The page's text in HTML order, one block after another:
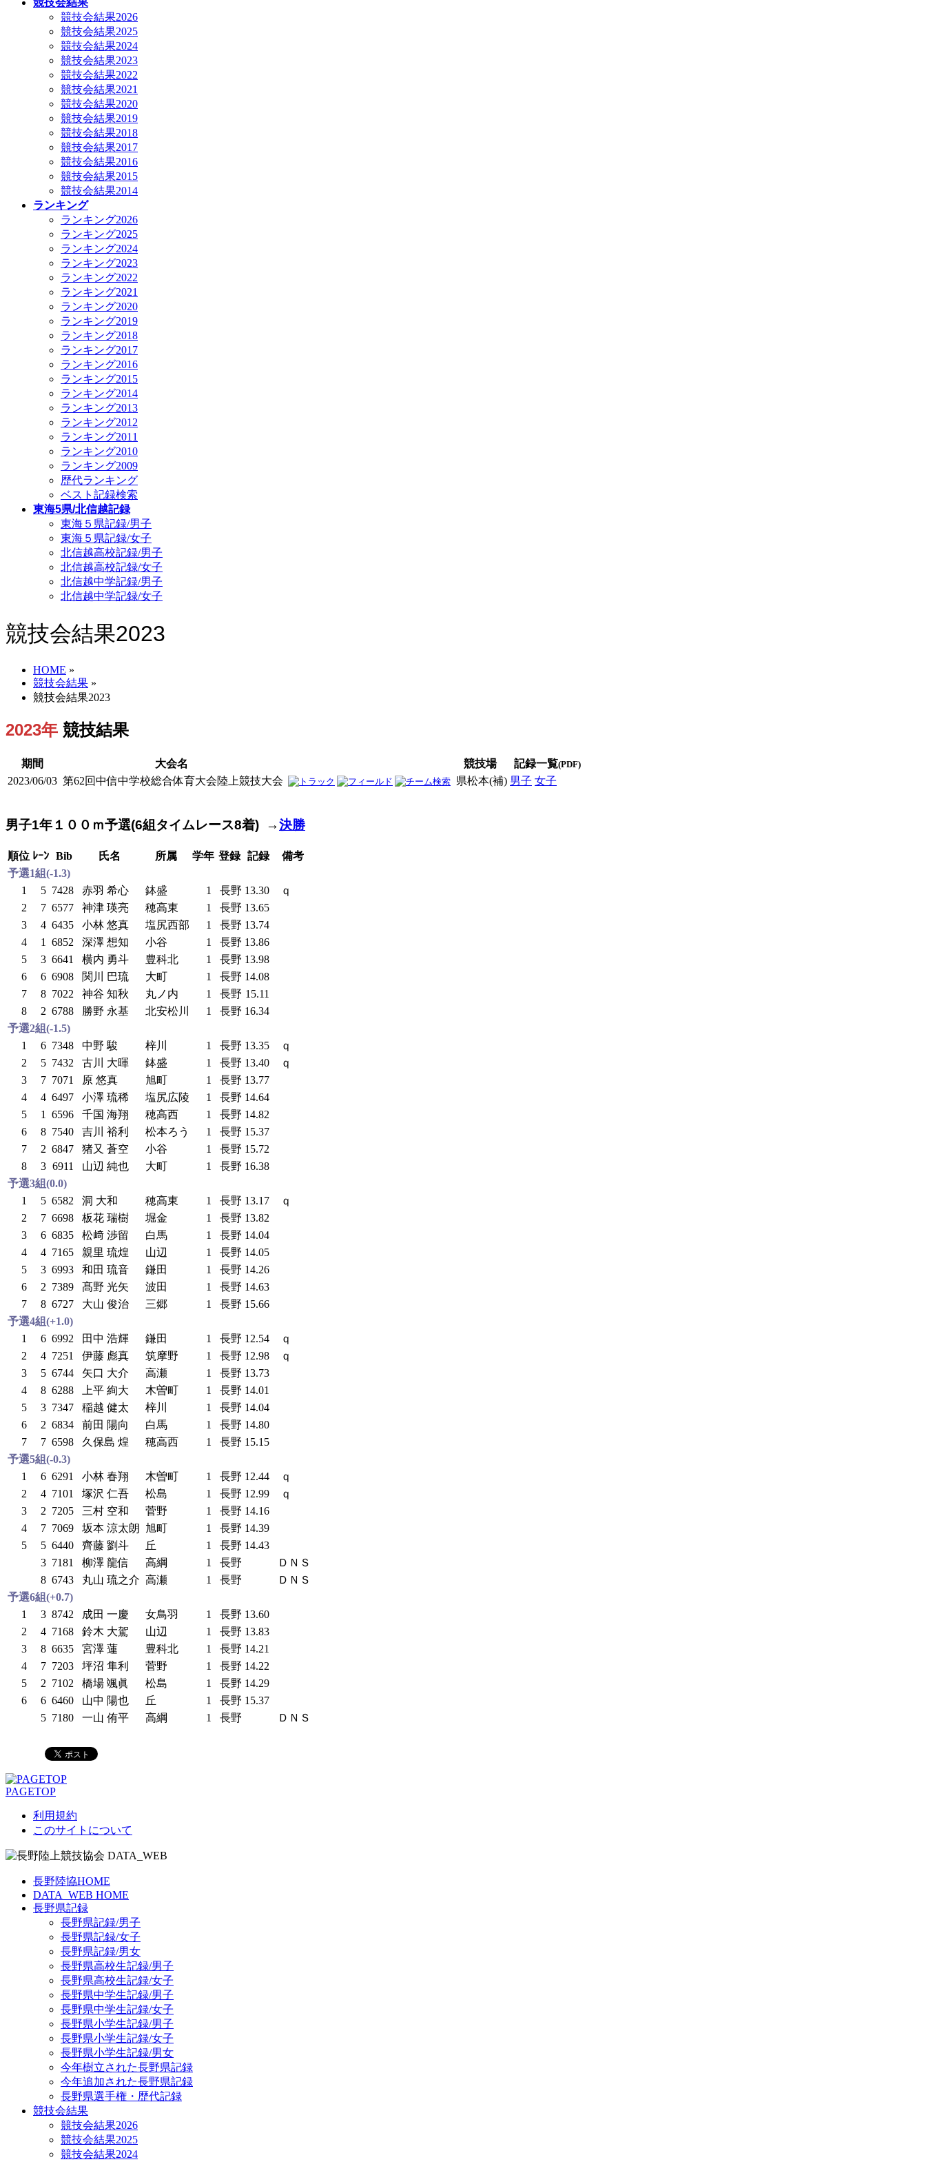
競技会結果
競技会結果2026
競技会結果2025
競技会結果2024
競技会結果2023
競技会結果2022
競技会結果2021
競技会結果2020
競技会結果2019
競技会結果2018
競技会結果2017
競技会結果2016
競技会結果2015
競技会結果2014
ランキング
ランキング2026
ランキング2025
ランキング2024
ランキング2023
ランキング2022
ランキング2021
ランキング2020
ランキング2019
ランキング2018
ランキング2017
ランキング2016
ランキング2015
ランキング2014
ランキング2013
ランキング2012
ランキング2011
ランキング2010
ランキング2009
歴代ランキング
ベスト記録検索
東海5県/北信越記録
東海５県記録/男子
東海５県記録/女子
北信越高校記録/男子
北信越高校記録/女子
北信越中学記録/男子
北信越中学記録/女子
競技会結果2023
HOME »
競技会結果 »
競技会結果2023
2023年 競技結果
期間 大会名 競技場 記録一覧(PDF)
2023/06/03 第62回中信中学校総合体育大会陸上競技大会 県松本(補) 男子 女子
男子1年１００ｍ予選(6組タイムレース8着) →決勝
順位 ﾚｰﾝ Bib 氏名 所属 学年 登録 記録
備考
予選1組(-1.3)
1
5 7428 赤羽 希心 鉢盛 1 長野 13.30
ｑ
2
7 6577 神津 瑛亮 穂高東 1 長野 13.65
3
4 6435 小林 悠真 塩尻西部 1 長野 13.74
4
1 6852 深澤 想知 小谷 1 長野 13.86
5
3 6641 横内 勇斗 豊科北 1 長野 13.98
6
6 6908 関川 巴琉 大町 1 長野 14.08
7
8 7022 神谷 知秋 丸ノ内 1 長野 15.11
8
2 6788 勝野 永基 北安松川 1 長野 16.34
予選2組(-1.5)
1
6 7348 中野 駿 梓川 1 長野 13.35
ｑ
2
5 7432 古川 大暉 鉢盛 1 長野 13.40
ｑ
3
7 7071 原 悠真 旭町 1 長野 13.77
4
4 6497 小澤 琉稀 塩尻広陵 1 長野 14.64
5
1 6596 千国 海翔 穂高西 1 長野 14.82
6
8 7540 吉川 裕利 松本ろう 1 長野 15.37
7
2 6847 猪又 蒼空 小谷 1 長野 15.72
8
3 6911 山辺 純也 大町 1 長野 16.38
予選3組(0.0)
1
5 6582 洞 大和 穂高東 1 長野 13.17
ｑ
2
7 6698 板花 瑞樹 堀金 1 長野 13.82
3
6 6835 松﨑 渉留 白馬 1 長野 14.04
4
4 7165 親里 琉煌 山辺 1 長野 14.05
5
3 6993 和田 琉音 鎌田 1 長野 14.26
6
2 7389 髙野 光矢 波田 1 長野 14.63
7
8 6727 大山 俊治 三郷 1 長野 15.66
予選4組(+1.0)
1
6 6992 田中 浩輝 鎌田 1 長野 12.54
ｑ
2
4 7251 伊藤 彪真 筑摩野 1 長野 12.98
ｑ
3
5 6744 矢口 大介 高瀬 1 長野 13.73
4
8 6288 上平 絢大 木曽町 1 長野 14.01
5
3 7347 稲越 健太 梓川 1 長野 14.04
6
2 6834 前田 陽向 白馬 1 長野 14.80
7
7 6598 久保島 煌 穂高西 1 長野 15.15
予選5組(-0.3)
1
6 6291 小林 春翔 木曽町 1 長野 12.44
ｑ
2
4 7101 塚沢 仁吾 松島 1 長野 12.99
ｑ
3
2 7205 三村 空和 菅野 1 長野 14.16
4
7 7069 坂本 涼太朗 旭町 1 長野 14.39
5
5 6440 齊藤 劉斗 丘 1 長野 14.43
3 7181 柳澤 龍信 高綱 1 長野
ＤＮＳ
8 6743 丸山 琉之介 高瀬 1 長野
ＤＮＳ
予選6組(+0.7)
1
3 8742 成田 一慶 女鳥羽 1 長野 13.60
2
4 7168 鈴木 大駕 山辺 1 長野 13.83
3
8 6635 宮澤 蓮 豊科北 1 長野 14.21
4
7 7203 坪沼 隼利 菅野 1 長野 14.22
5
2 7102 橋場 颯眞 松島 1 長野 14.29
6
6 6460 山中 陽也 丘 1 長野 15.37
5 7180 一山 侑平 高綱 1 長野 ＤＮＳ
PAGETOP
利用規約
このサイトについて
長野陸協HOME
DATA_WEB HOME
長野県記録
長野県記録/男子
長野県記録/女子
長野県記録/男女
長野県高校生記録/男子
長野県高校生記録/女子
長野県中学生記録/男子
長野県中学生記録/女子
長野県小学生記録/男子
長野県小学生記録/女子
長野県小学生記録/男女
今年樹立された長野県記録
今年追加された長野県記録
長野県選手権・歴代記録
競技会結果
競技会結果2026
競技会結果2025
競技会結果2024